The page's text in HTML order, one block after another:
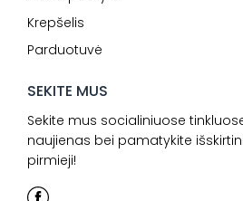
Krepšelis
Parduotuvė
SEKITE MUS
Sekite mus socialiniuose
naujienas bei pamatykite
pirmieji!